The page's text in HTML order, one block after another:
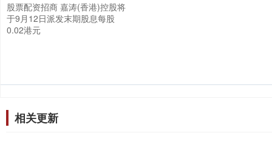
股票配资招商 嘉涛(香港)控股将
于9月12日派发末期股息每股
0.02港元
相关更新